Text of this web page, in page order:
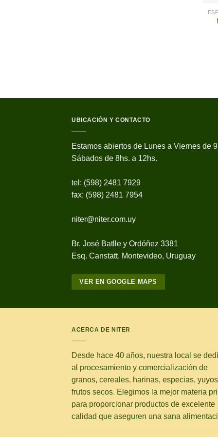
UBICACIÓN Y CONTACTO
Estamos abiertos de Lunes a Viernes de
Sábados de 8hs. a 12hs.
tel: (598) 2481 7929
fax: (598) 2481 7954
niter@niter.com.uy
Br. José Batlle y Ordóñez 3381
Esq. Canstatt. Montevideo, Uruguay
VER EN GOOGLE MAPS
ACERCA DE NITER
Desde hace 40 años, nuestra local se
al procesamiento y comercialización de
granos, cereales, harinas, especias,
frutos secos. Elegimos la mejor materia
para proporcionar productos de excelente
calidad que aseguren una sana